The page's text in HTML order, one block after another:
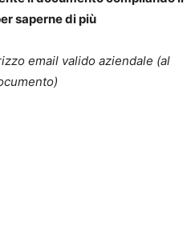
saperne di più
email valido aziendale (al